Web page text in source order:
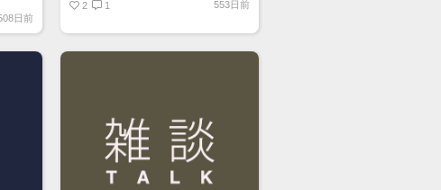
日前
2 1 553日前